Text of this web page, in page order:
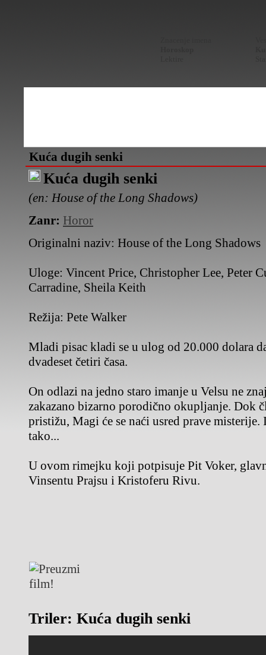
Kuća dugih senki
Kuća dugih senki
(en: House of the Long Shadows)
Zanr: Horor
Originalni naziv: House of the Long Shadows
Uloge: Vincent Price, Christopher Lee, Peter
Carradine, Sheila Keith
Režija: Pete Walker
Mladi pisac kladi se u ulog od 20.000 dolara
dvadeset četiri časa.
On odlazi na jedno staro imanje u Velsu ne
zakazano bizarno porodično okupljanje. Dok
pristižu, Magi će se naći usred prave
tako...
U ovom rimejku koji potpisuje Pit Voker,
Vinsentu Prajsu i Kristoferu Rivu.
Triler: Kuća dugih senki